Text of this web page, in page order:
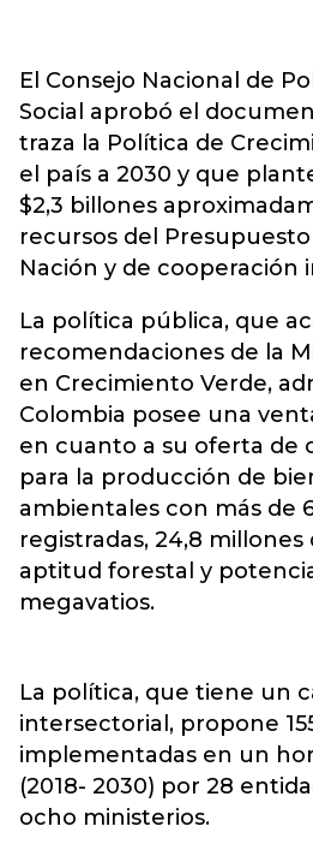
El Consejo Nacional de
Social aprobó el
traza la Política de
el país a 2030 y que
$2,3 billones
recursos del
Nación y de cooperación
La política pública, que
recomendaciones de la
en Crecimiento Verde,
Colombia posee una
en cuanto a su oferta de
para la producción de
ambientales con más de
registradas, 24,8
aptitud forestal y
megavatios.
La política, que tiene un
intersectorial, propone
implementadas en un
(2018- 2030) por 28
ocho ministerios.